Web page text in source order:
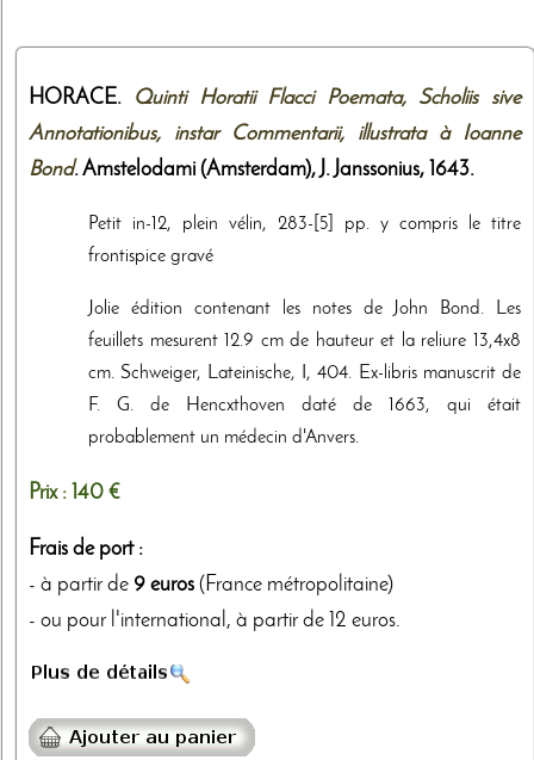
HORACE. Quinti Horatii Flacci Poemata, Scholiis sive
Annotationibus, instar Commentarii, illustrata à Ioanne
Bond. Amstelodami (Amsterdam), J. Janssonius, 1643.
Petit in-12, plein vélin, 283-[5] pp. y compris le titre
frontispice gravé
Jolie édition contenant les notes de John Bond. Les
feuillets mesurent 12.9 cm de hauteur et la reliure 13,4x8
cm. Schweiger, Lateinische, I, 404. Ex-libris manuscrit de
F. G. de Hencxthoven daté de 1663, qui était
probablement un médecin d'Anvers.
Prix : 140 €
Frais de port :
- à partir de 9 euros (France métropolitaine)
- ou pour l'international, à partir de 12 euros.